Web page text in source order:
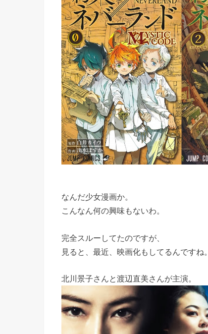
なんだ少女漫画か。
こんなん何の興味もないわ。
完全スルーしてたのですが、
見ると、最近、映画化もしてるんですね。
北川景子さんと渡辺直美さんが主演。